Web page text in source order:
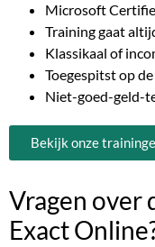
Microsoft
Training gaat
Klassikaal of
Toegespitst op
Niet-goed-geld-
Bekijk onze
Vragen over
Exact